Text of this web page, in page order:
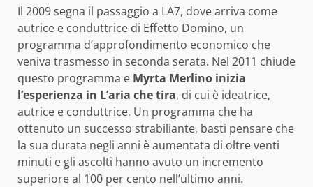
Il 2009 segna il passaggio a LA7, dove arriva come
autrice e conduttrice di Effetto Domino, un
programma d’approfondimento economico che
veniva trasmesso in seconda serata. Nel 2011 chiude
questo programma e Myrta Merlino inizia
l’esperienza in L’aria che tira, di cui è ideatrice,
autrice e conduttrice. Un programma che ha
ottenuto un successo strabiliante, basti pensare che
la sua durata negli anni è aumentata di oltre venti
minuti e gli ascolti hanno avuto un incremento
superiore al 100 per cento nell’ultimo anni.